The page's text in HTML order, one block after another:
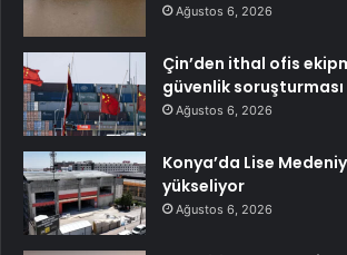
Ağustos 6, 2026
Çin’den ithal ofis
güvenlik soruşturması
Ağustos 6, 2026
Konya’da Lise
yükseliyor
Ağustos 6, 2026